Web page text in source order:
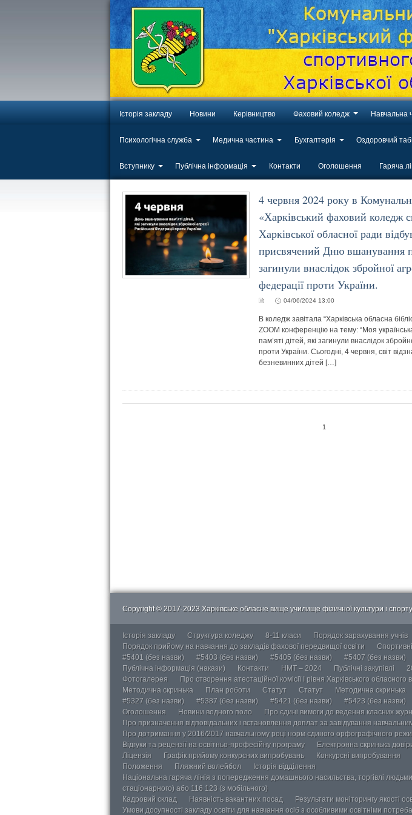
Історія закладу Новини Керівництво Фаховий коледж Навчальна
Психологічна служба Медична частина Бухгалтерія Оздоровчий
Вступнику Публічна інформація Контакти Оголошення Гаряча
4 червня 2024 року в
«Харківський фаховий коледж
Харківської обласної ради
присвячений Дню вшанування
загинули внаслідок збройної
федерації проти України.
04/06/2024 13:00
В коледж завітала “Харківська обласна
ZOOM конференцію на тему: “Моя
пам’яті дітей, які загинули внаслідок
проти України. Сьогодні, 4 червня, світ
безневинних дітей […]
1
Copyright © 2017-2023 Харківське обласне вище училище фізичної культури і
Історія закладу Структура коледжу 8-11 класи Порядок зарахування учнів
Порядок прийому на навчання до закладів фахової передвищої освіти
#5401 (без назви)
#5403 (без назви) #5405 (без назви) #5407 (без назви)
Публічна інформація (накази)
Контакти НМТ – 2024 Публічні закупівлі
Фотогалерея
Про створення атестаційної комісії І рівня Харківського
Методична скринька
План роботи Статут Статут Методична скринька
#5327 (без назви)
#5387 (без назви) #5421 (без назви) #5423 (без назви)
Оголошення
Новини водного поло Про єдині вимоги до ведення класних
Про призначення відповідальних і встановлення доплат за завідування
Про дотримання у 2016/2017 навчальному році норм єдиного орфографічного
Відгуки та рецензії на освітньо-професійну програму
Електронна скринька
Ліцензія
Графік прийому конкурсних випробувань Конкурсні випробування
Положення
Пляжний волейбол
Історія відділення
Національна гаряча лінія з попередження домашнього насильства, торгівлі
стаціонарного) або 116 123 (з мобільного)
Кадровий склад
Наявність вакантних посад
Результати моніторингу якості
Умови досупності закладу освіти для навчання осіб з особливими освітніми